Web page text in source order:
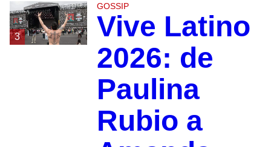
3
GOSSIP
Vive Latino
2026: de
Paulina
Rubio a